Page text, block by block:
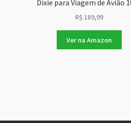
Dixie para Viagem de Avião
R$ 189,99
Ver na Amazon